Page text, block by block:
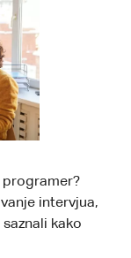
programer?
intervjua,
kako